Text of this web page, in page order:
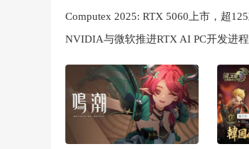
NVIDIA与微软推进RTX AI PC开发进程